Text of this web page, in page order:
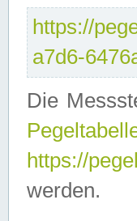
https://
a7d6-
Die
https://
werden.